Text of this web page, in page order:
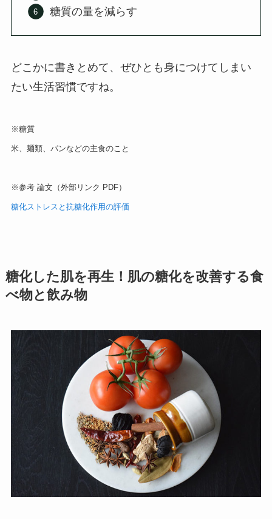
糖質の量を減らす
どこかに書きとめて、ぜひとも身につけてしまい
たい生活習慣ですね。
※糖質
米、麺類、パンなどの主食のこと
※参考 論文（外部リンク PDF）
糖化ストレスと抗糖化作用の評価
糖化した肌を再生！肌の糖化を改善する食
べ物と飲み物